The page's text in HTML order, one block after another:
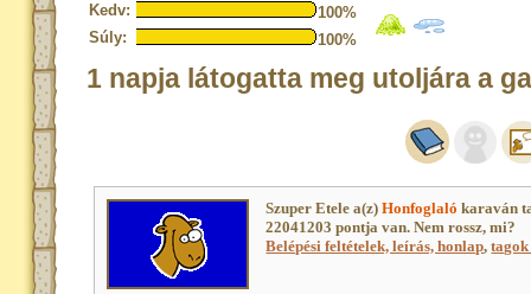
Kedv:
100%
Súly:
100%
1 napja látogatta meg utoljára a
Szuper Etele a(z)Honfoglaló karaván
22041203 pontja van. Nem rossz, mi?
Belépési feltételek, leírás, honlap,